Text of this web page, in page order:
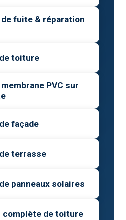
fuite & réparation
toiture
PVC sur
façade
terrasse
panneaux solaires
complète de toiture